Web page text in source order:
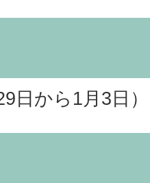
日から1月3日）